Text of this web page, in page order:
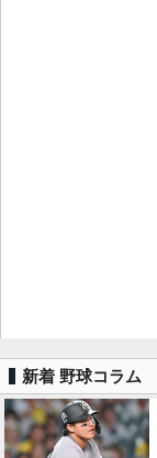
新着 野球コラム